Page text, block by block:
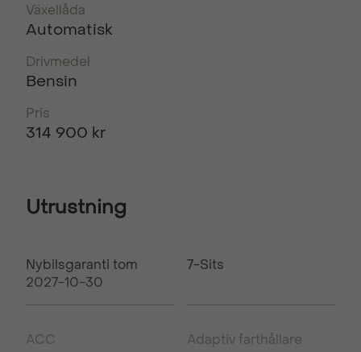
Växellåda
Automatisk
Drivmedel
Bensin
Pris
314 900 kr
Utrustning
Nybilsgaranti tom
2027-10-30
7-Sits
ACC Adaptiv farthållare